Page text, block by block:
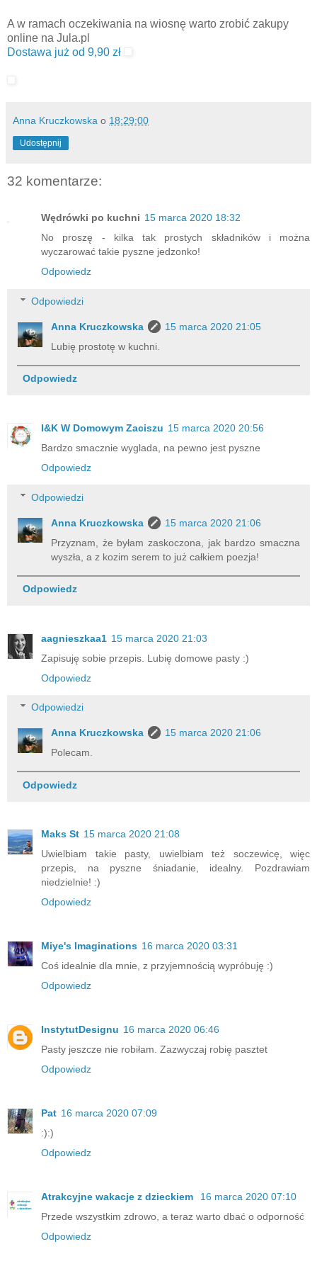
A w ramach oczekiwania na wiosnę warto zrobić zakupy
online na Jula.pl
Dostawa już od 9,90 zł
Anna Kruczkowska o 18:29:00
Udostępnij
32 komentarze:
Wędrówki po kuchni 15 marca 2020 18:32
No proszę - kilka tak prostych składników i można
wyczarować takie pyszne jedzonko!
Odpowiedz
Odpowiedzi
Anna Kruczkowska
15 marca 2020 21:05
Lubię prostotę w kuchni.
Odpowiedz
I&K W Domowym Zaciszu 15 marca 2020 20:56
Bardzo smacznie wyglada, na pewno jest pyszne
Odpowiedz
Odpowiedzi
Anna Kruczkowska
15 marca 2020 21:06
Przyznam, że byłam zaskoczona, jak bardzo smaczna
wyszła, a z kozim serem to już całkiem poezja!
Odpowiedz
aagnieszkaa1 15 marca 2020 21:03
Zapisuję sobie przepis. Lubię domowe pasty :)
Odpowiedz
Odpowiedzi
Anna Kruczkowska
15 marca 2020 21:06
Polecam.
Odpowiedz
Maks St 15 marca 2020 21:08
Uwielbiam takie pasty, uwielbiam też soczewicę, więc
przepis, na pyszne śniadanie, idealny. Pozdrawiam
niedzielnie! :)
Odpowiedz
Miye's Imaginations 16 marca 2020 03:31
Coś idealnie dla mnie, z przyjemnością wypróbuję :)
Odpowiedz
InstytutDesignu 16 marca 2020 06:46
Pasty jeszcze nie robiłam. Zazwyczaj robię pasztet
Odpowiedz
Pat 16 marca 2020 07:09
:):)
Odpowiedz
Atrakcyjne wakacje z dzieckiem
16 marca 2020 07:10
Przede wszystkim zdrowo, a teraz warto dbać o odporność
Odpowiedz